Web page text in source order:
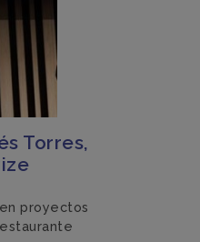
Torres,
proyectos